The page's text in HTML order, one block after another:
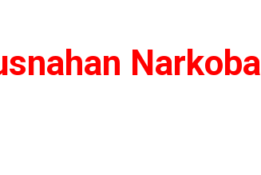
Narkoba